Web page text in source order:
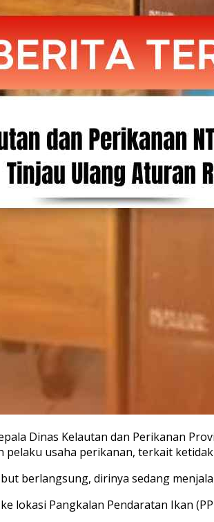
Dinas Kelautan dan Perikanan
pelaku usaha perikanan, terkait
berlangsung, dirinya sedang
lokasi Pangkalan Pendaratan Ikan